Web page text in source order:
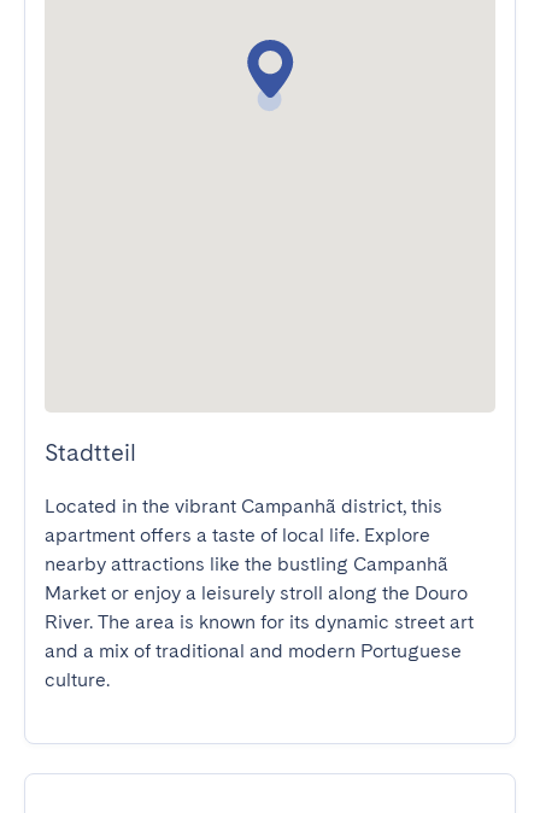
Stadtteil
Located in the vibrant Campanhã district, this
apartment offers a taste of local life. Explore
nearby attractions like the bustling Campanhã
Market or enjoy a leisurely stroll along the Douro
River. The area is known for its dynamic street art
and a mix of traditional and modern Portuguese
culture.